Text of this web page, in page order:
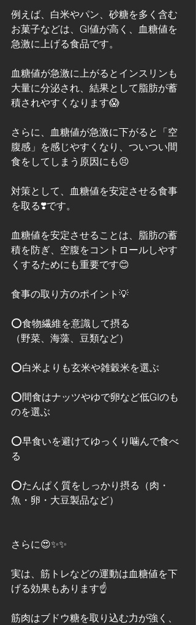
例えば、白米やパン、砂糖を多く含む
お菓子などは、GI値が高く、血糖値を
急激に上げる食品です。
血糖値が急激に上がるとインスリンも
大量に分泌され、結果として脂肪が蓄
積されやすくなります😱
さらに、血糖値が急激に下がると「空
腹感」を感じやすくなり、ついつい間
食をしてしまう原因にも😣
対策として、血糖値を安定させる食事
を取る❣️です。
血糖値を安定させることは、脂肪の蓄
積を防ぎ、空腹をコントロールしやす
くするためにも重要です😊
食事の取り方のポイント💡
⭕️食物繊維を意識して摂る
（野菜、海藻、豆類など）
⭕️白米よりも玄米や雑穀米を選ぶ
⭕️間食はナッツやゆで卵など低GIのも
のを選ぶ
⭕️早食いを避けてゆっくり噛んで食べ
る
⭕️たんぱく質をしっかり摂る（肉・
魚・卵・大豆製品など）
さらに😍✨✨
実は、筋トレなどの運動は血糖値を下
げる効果もあります☝️
筋肉はブドウ糖を取り込む力が強く、